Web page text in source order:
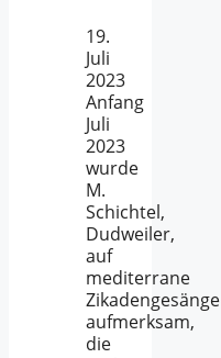
19.
Juli
2023
Anfang
Juli
2023
wurde
M.
Schichtel,
Dudweiler,
auf
mediterrane
Zikadengesänge
aufmerksam,
die